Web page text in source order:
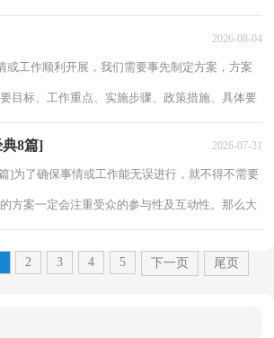
2026-08-04
或工作顺利开展，我们需要事先制定方案，方案
目标、工作重点、实施步骤、政策措施、具体要
8篇] 2026-07-31
]为了确保事情或工作能无误进行，就不得不需要
方案一定会注重受众的参与性及互动性。那么大
2 3 4 5 下一页 尾页